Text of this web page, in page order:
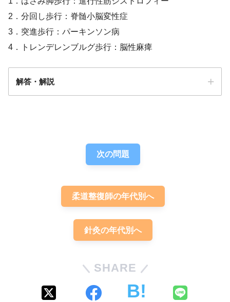
2．分回し歩行：脊髄小脳変性症
3．突進歩行：パーキンソン病
4．トレンデレンブルグ歩行：脳性麻痺
解答・解説
次の問題
柔道整復師の年代別へ
針灸の年代別へ
SHARE